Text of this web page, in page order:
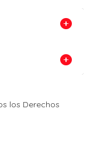
los Derechos